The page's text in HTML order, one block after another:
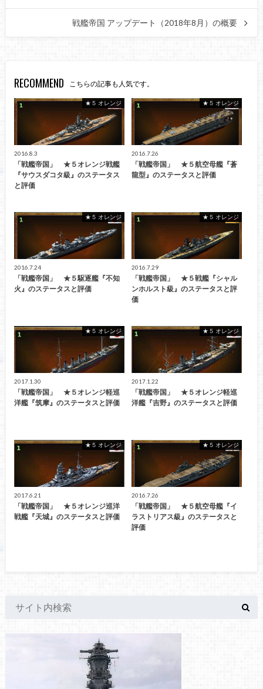
戦艦帝国 アップデート（2018年8月）の概要
RECOMMEND こちらの記事も人気です。
★５ オレンジ
2016.8.3
「戦艦帝国」 ★５オレンジ戦艦
『サウスダコタ級』のステータス
と評価
★５ オレンジ
2016.7.26
「戦艦帝国」 ★５航空母艦『蒼
龍型』のステータスと評価
★５ オレンジ
2016.7.24
「戦艦帝国」 ★５駆逐艦『不知
火』のステータスと評価
★５ オレンジ
2016.7.29
「戦艦帝国」 ★５戦艦『シャル
ンホルスト級』のステータスと評
価
★５ オレンジ
2017.1.30
「戦艦帝国」 ★５オレンジ軽巡
洋艦『筑摩』のステータスと評価
★５ オレンジ
2017.1.22
「戦艦帝国」 ★５オレンジ軽巡
洋艦『吉野』のステータスと評価
★５ オレンジ
2017.6.21
「戦艦帝国」 ★５オレンジ巡洋
戦艦『天城』のステータスと評価
★５ オレンジ
2016.7.26
「戦艦帝国」 ★５航空母艦『イ
ラストリアス級』のステータスと
評価